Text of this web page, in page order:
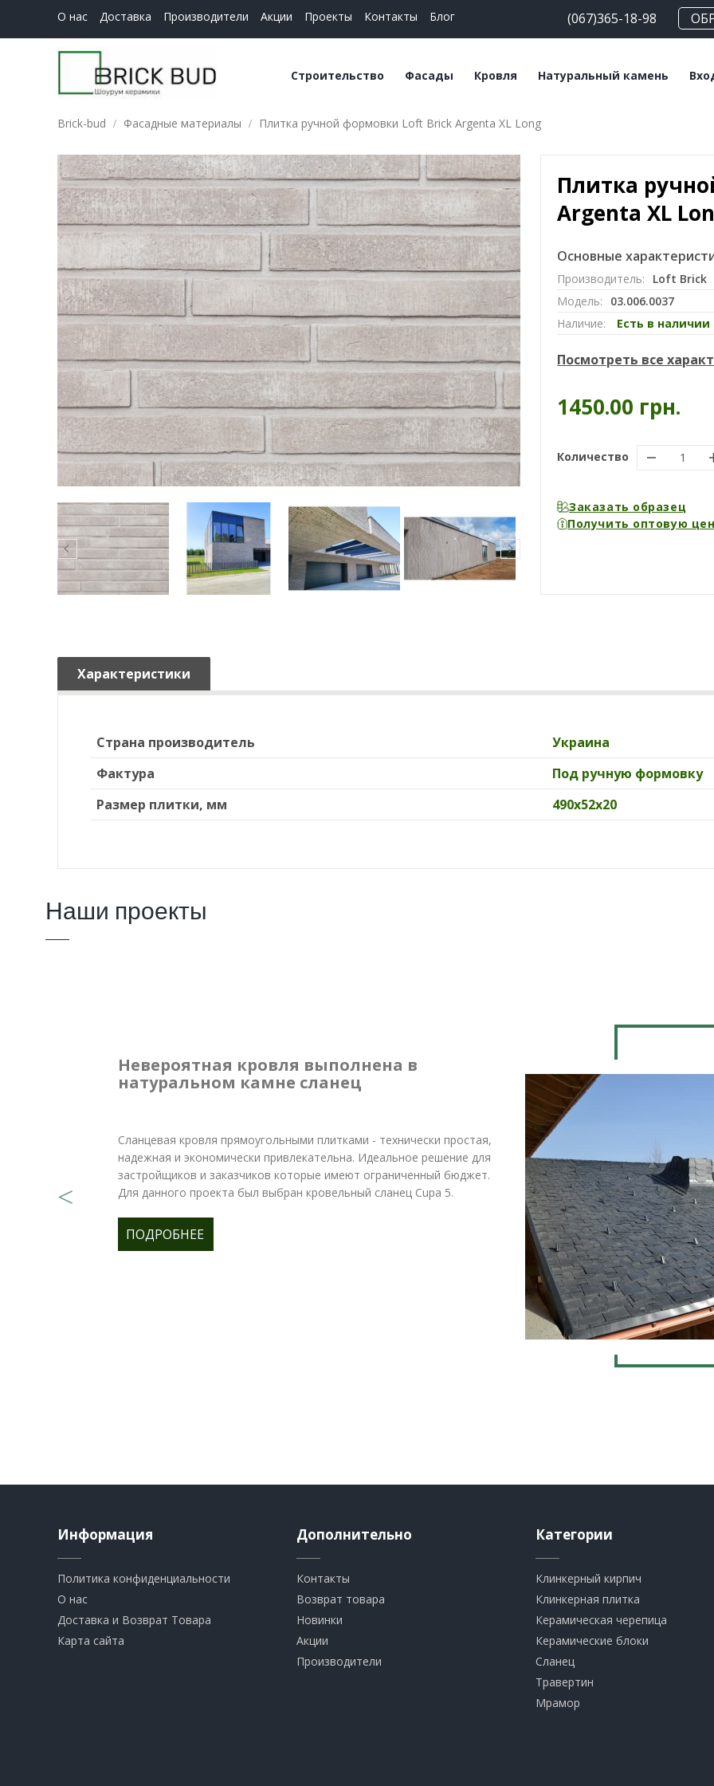
О нас Доставка Производители Акции Проекты Контакты Блог (067)365-18-98
Строительство
Керамические блоки
Строительные смеси
Фасады
Плитка клинкерная
Плитка ручной
формовки
Клинкерный кирпич
Кирпич ручной
формовки
Клинкерный
подоконник
Кровля
Битумная черепица
Керамическая
черепица
Мансардные окна
Софиты
Натуральный камень
Травертин
Мрамор
Brick-bud Фасадные материалы Плитка ручной формовки Loft Brick Argenta XL Long
Плитка
Argenta XL
Основные
Производитель:
Loft Brick
Модель:
03.006.0037
Наличие:
Есть в наличии
Посмотреть все
1450.00 грн.
Количество
Заказать образец
Получить оптовую
Характеристики
Страна производитель
Украина
Фактура
Под ручную формовку
Размер плитки, мм
490х52х20
Наши проекты
Невероятная кровля выполнена в
натуральном камне сланец
Сланцевая кровля прямоугольными плитками - технически простая,
надежная и экономически привлекательна. Идеальное решение для
застройщиков и заказчиков которые имеют ограниченный бюджет.
Для данного проекта был выбран кровельный сланец Cupa 5.
ПОДРОБНЕЕ
Информация
Политика конфиденциальности
О нас
Доставка и Возврат Товара
Карта сайта
Дополнительно
Контакты
Возврат товара
Новинки
Акции
Производители
Категории
Клинкерный кирпич​
​Клинкерная плитка
​Керамическая черепица
​Керамические блоки
​Сланец
Травертин​
​Мрамор